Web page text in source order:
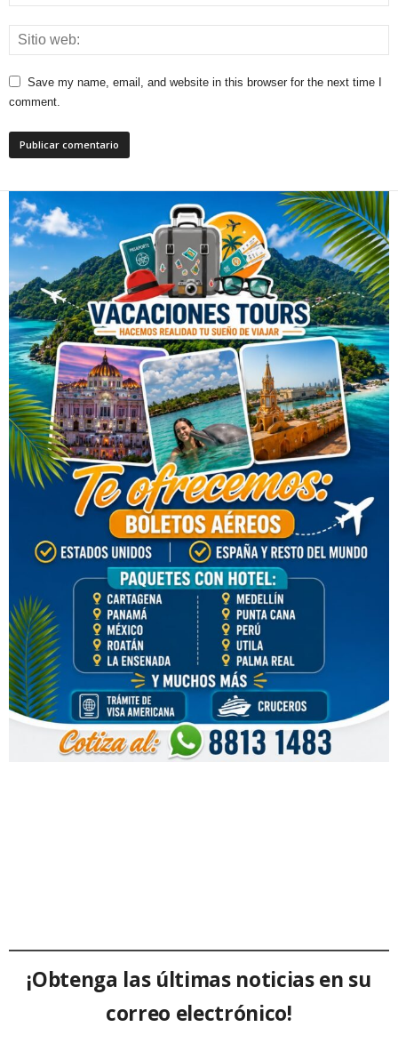
Save my name, email, and website in this browser for the next time I
comment.
¡Obtenga las últimas noticias en su
correo electrónico!